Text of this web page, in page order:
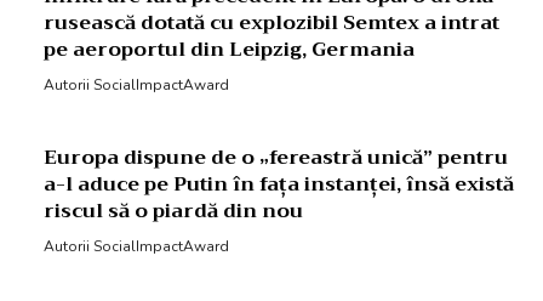
rusească dotată cu explozibil Semtex a intrat
pe aeroportul din Leipzig, Germania
Autorii SocialImpactAward
Europa dispune de o „fereastră unică” pentru
a-l aduce pe Putin în fața instanței, însă există
riscul să o piardă din nou
Autorii SocialImpactAward